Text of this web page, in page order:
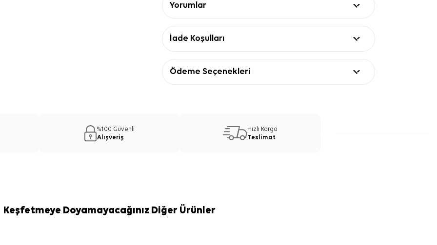
Yorumlar
İade Koşulları
Ödeme Seçenekleri
%100 Güvenli
Alışveriş
Hızlı Kargo
Teslimat
Keşfetmeye Doyamayacağınız Diğer Ürünler